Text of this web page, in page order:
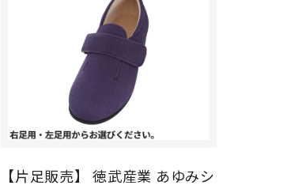
【片足販売】 徳武産業 あゆみシ